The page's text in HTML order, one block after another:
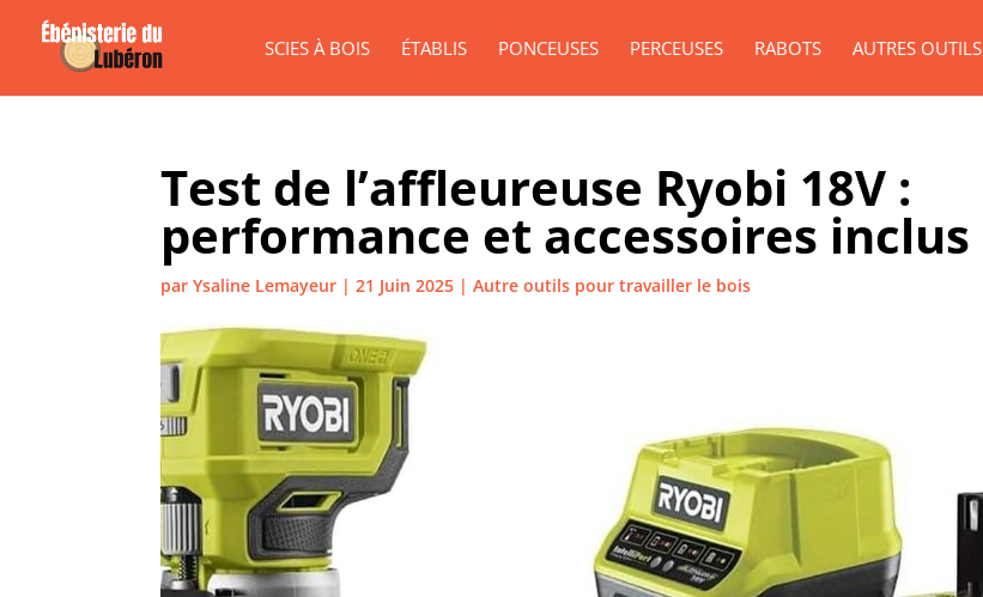
SCIES À BOIS ÉTABLIS PONCEUSES PERCEUSES RABOTS AUTRES OUTILS
Test de l’affleureuse Ryobi 18V :
performance et accessoires inclus
parYsaline Lemayeur |21 Juin 2025 |Autre outils pour travailler le bois